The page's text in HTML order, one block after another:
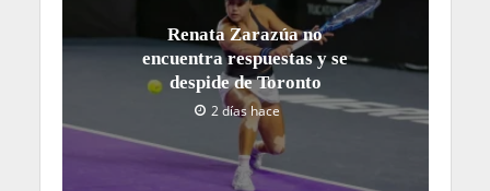
Renata Zarazúa no
encuentra respuestas y se
despide de Toronto
2 días hace